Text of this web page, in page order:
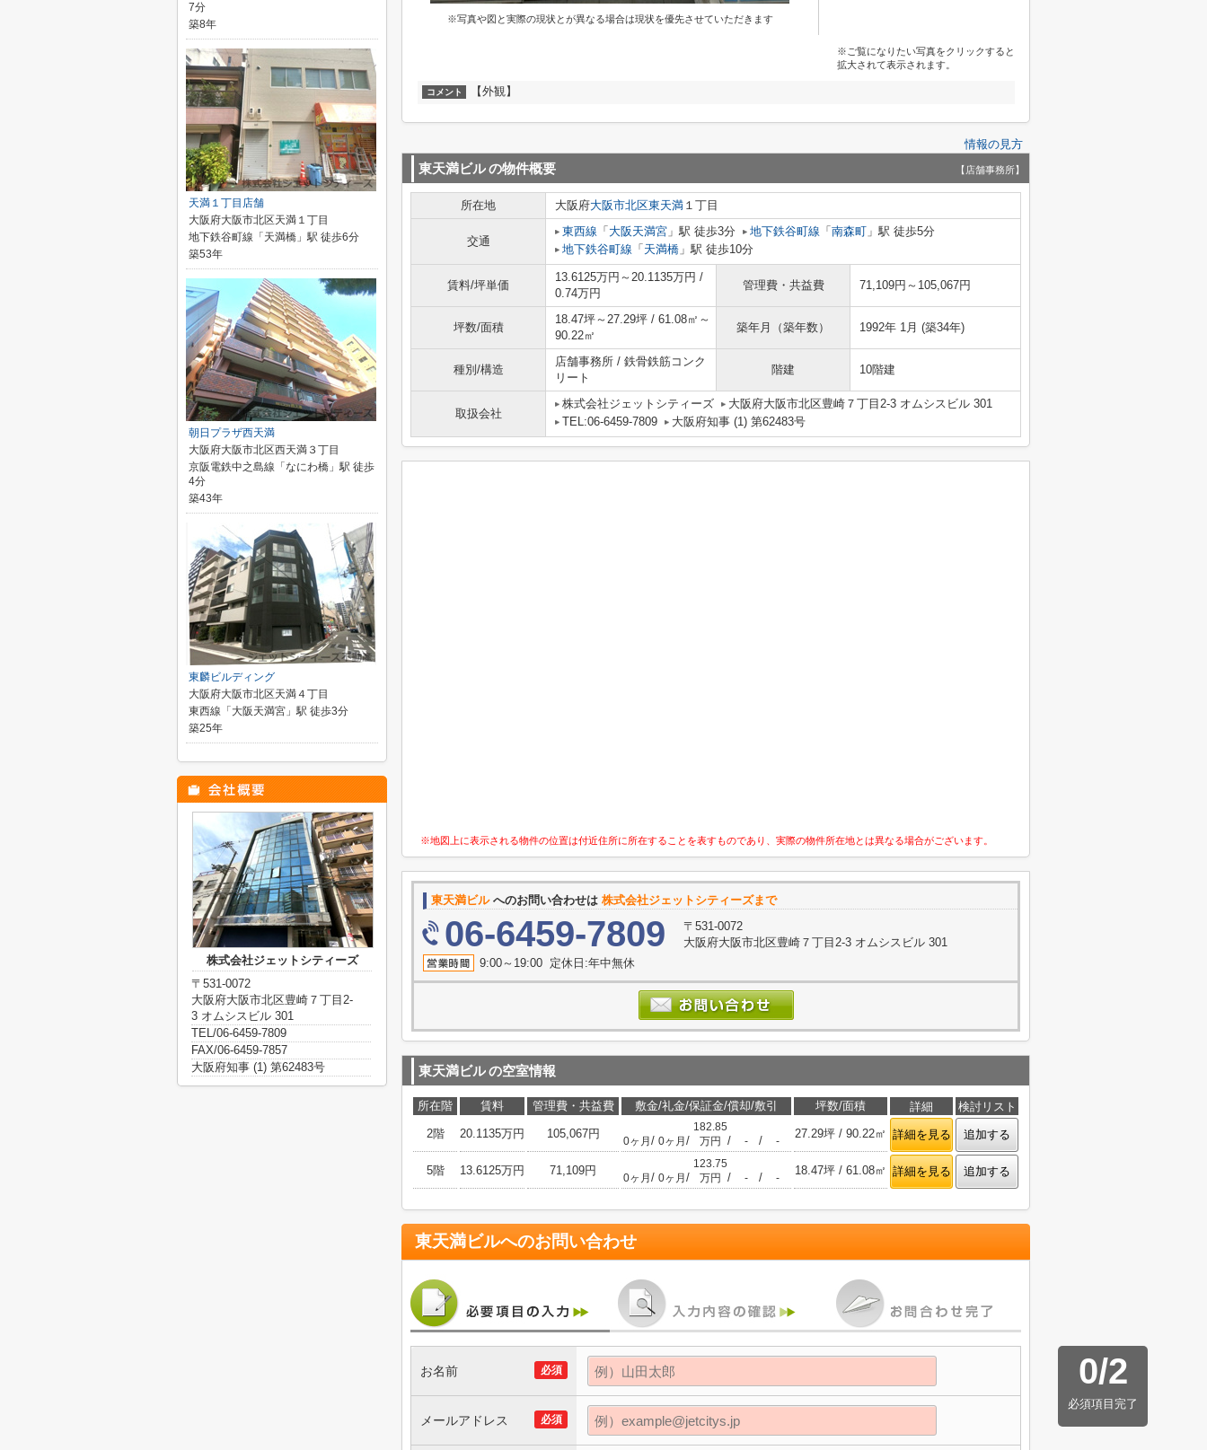
※写真や図と実際の現状とが異なる場合は現状を優先させていただきます
※ご覧になりたい写真をクリックすると
拡大されて表示されます。
コメント 【外観】
情報の見方
東天満ビルの物件概要 【店舗事務所】
所在地 大阪府大阪市北区東天満 １丁目
交通
東西線 「 大阪天満宮 」駅 徒歩3分 地下鉄谷町線 「 南森町 」駅 徒歩5分
地下鉄谷町線 「 天満橋 」駅 徒歩10分
賃料/坪単価
13.6125万円～20.1135万円 /
0.74万円
管理費・共益費 71,109円～105,067円
坪数/面積
18.47坪～27.29坪 / 61.08㎡～
90.22㎡
築年月（築年数） 1992年 1月 (築34年)
種別/構造
店舗事務所 / 鉄骨鉄筋コンク
リート
階建 10階建
取扱会社
株式会社ジェットシティーズ
大阪府大阪市北区豊崎７丁目2-3 オムシスビル 301
TEL:06-6459-7809
大阪府知事 (1) 第62483号
※地図上に表示される物件の位置は付近住所に所在することを表すものであり、実際の物件所在地とは異なる場合がございます。
東天満ビルへのお問い合わせは 株式会社ジェットシティーズまで
06-6459-7809
〒531-0072
大阪府大阪市北区豊崎７丁目2-3 オムシスビル 301
9:00～19:00 定休日:年中無休
東天満ビルの空室情報
所在階 賃料 管理費・共益費 敷金/礼金/保証金/償却/敷引 坪数/面積 詳細
検討リスト
2階
20.1135万円 105,067円
0ヶ月 / 0ヶ月 /
182.85
万円
/ - / -
27.29坪 / 90.22㎡ 詳細を見る 追加する
5階 13.6125万円 71,109円
0ヶ月 / 0ヶ月 /
123.75
万円
/ - / -
18.47坪 / 61.08㎡ 詳細を見る 追加する
東天満ビルへのお問い合わせ
0/2
必須項目完了
必須
お名前
必須
メールアドレス
7分
築8年
天満１丁目店舗
大阪府大阪市北区天満１丁目
地下鉄谷町線「天満橋」駅 徒歩6分
築53年
朝日プラザ西天満
大阪府大阪市北区西天満３丁目
京阪電鉄中之島線「なにわ橋」駅 徒歩
4分
築43年
東麟ビルディング
大阪府大阪市北区天満４丁目
東西線「大阪天満宮」駅 徒歩3分
築25年
株式会社ジェットシティーズ
〒531-0072
大阪府大阪市北区豊崎７丁目2-
3 オムシスビル 301
TEL/06-6459-7809
FAX/06-6459-7857
大阪府知事 (1) 第62483号